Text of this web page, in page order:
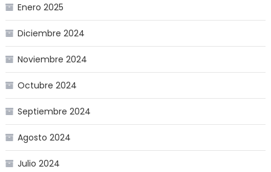
Enero 2025
Diciembre 2024
Noviembre 2024
Octubre 2024
Septiembre 2024
Agosto 2024
Julio 2024